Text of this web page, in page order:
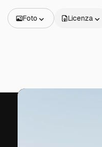
Foto
Video
Licenza